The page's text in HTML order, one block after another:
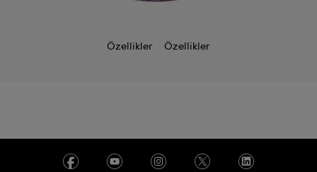
Özellikler Özellikler